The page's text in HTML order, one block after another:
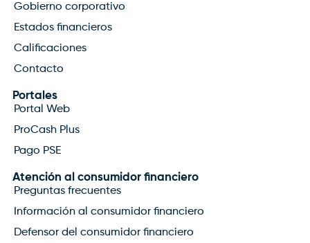
Gobierno corporativo
Estados financieros
Calificaciones
Contacto
Portales
Portal Web
ProCash Plus
Pago PSE
Atención al consumidor financiero
Preguntas frecuentes
Información al consumidor financiero
Defensor del consumidor financiero